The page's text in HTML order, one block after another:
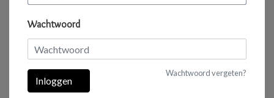
Wachtwoord
Wachtwoord vergeten?
Inloggen